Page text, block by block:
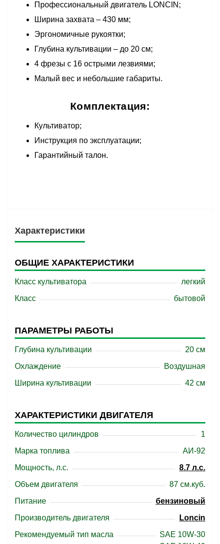
Профессиональный двигатель LONCIN;
Ширина захвата – 430 мм;
Эргономичные рукоятки;
Глубина культивации – до 20 см;
4 фрезы с 16 острыми лезвиями;
Малый вес и небольшие габариты.
Комплектация:
Культиватор;
Инструкция по эксплуатации;
Гарантийный талон.
Характеристики
ОБЩИЕ ХАРАКТЕРИСТИКИ
Класс культиватора
легкий
Класс
бытовой
ПАРАМЕТРЫ РАБОТЫ
Глубина культивации
20 см
Охлаждение
Воздушная
Ширина культивации
42 см
ХАРАКТЕРИСТИКИ ДВИГАТЕЛЯ
Количество цилиндров
1
Марка топлива
АИ-92
Мощность, л.с.
8.7 л.с.
Объем двигателя
87 см.куб.
Питание
бензиновый
Производитель двигателя
Loncin
Рекомендуемый тип масла
SAE 10W-30